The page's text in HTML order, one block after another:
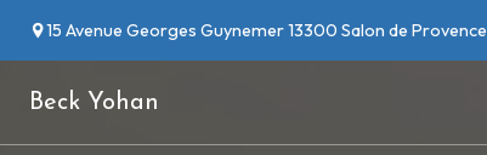
15 Avenue Georges Guynemer 13300 Salon de Provence
Beck Yohan